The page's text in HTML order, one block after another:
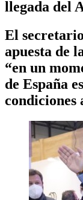
llegada del
El
apuesta de
“en un
de España
condiciones